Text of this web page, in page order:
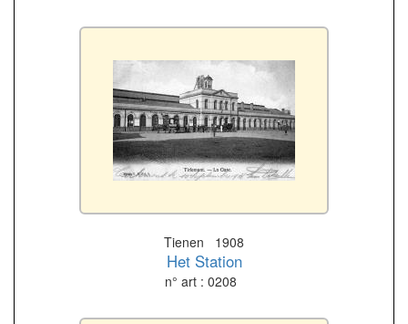
Tienen 1908
Het Station
n° art : 0208